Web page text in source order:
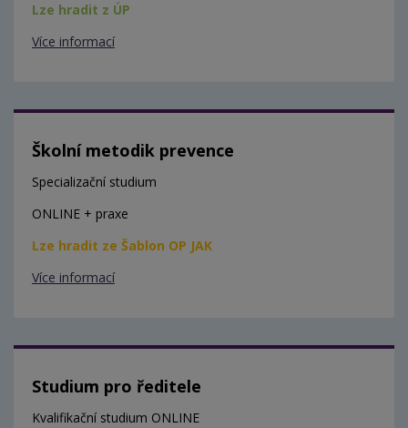
Lze hradit z ÚP
Více informací
Školní metodik prevence
Specializační studium
ONLINE + praxe
Lze hradit ze Šablon OP JAK
Více informací
Studium pro ředitele
Kvalifikační studium ONLINE